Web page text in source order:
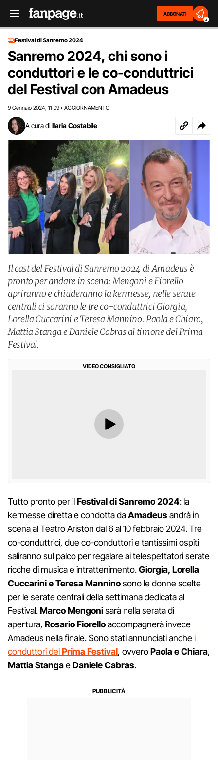
ABBONATI
2
Festival di Sanremo 2024
Sanremo 2024, chi sono i
conduttori e le co-conduttrici
del Festival con Amadeus
9 Gennaio 2024 11:09 • AGGIORNAMENTO
A cura di Ilaria Costabile
Il cast del Festival di Sanremo 2024 di Amadeus è
pronto per andare in scena: Mengoni e Fiorello
apriranno e chiuderanno la kermesse, nelle serate
centrali ci saranno le tre co-conduttrici Giorgia,
Lorella Cuccarini e Teresa Mannino. Paola e Chiara,
Mattia Stanga e Daniele Cabras al timone del Prima
Festival.
VIDEO CONSIGLIATO
Tutto pronto per ilFestival di Sanremo 2024: la
kermesse diretta e condotta daAmadeusandrà in
scena al Teatro Ariston dal 6 al 10 febbraio 2024. Tre
co-conduttrici, due co-conduttori e tantissimi ospiti
saliranno sul palco per regalare ai telespettatori serate
ricche di musica e intrattenimento.Giorgia, Lorella
Cuccarini e Teresa Manninosono le donne scelte
per le serate centrali della settimana dedicata al
Festival.Marco Mengonisarà nella serata di
apertura, Rosario Fiorelloaccompagnerà invece
Amadeus nella finale. Sono stati annunciati anchei
conduttori delPrima Festival, ovveroPaola e Chiara,
Mattia StangaeDaniele Cabras.